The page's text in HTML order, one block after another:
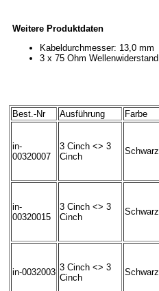
Weitere Produktdaten
Kabeldurchmesser: 13,0 mm
3 x 75 Ohm Wellenwiderstand
Best.-Nr Ausführung Farbe
in-
00320007
3 Cinch <> 3
Cinch
Schwarz
in-
00320015
3 Cinch <> 3
Cinch
Schwarz
in-0032003 3 Cinch <> 3
Cinch
Schwarz